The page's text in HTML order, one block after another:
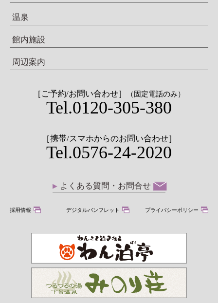
温泉
館内施設
周辺案内
［ご予約/お問い合わせ］ （固定電話のみ）
Tel.0120-305-380
［携帯/スマホからのお問い合わせ］
Tel.0576-24-2020
よくある質問・お問合せ
採用情報 デジタルパンフレット プライバシーポリシー